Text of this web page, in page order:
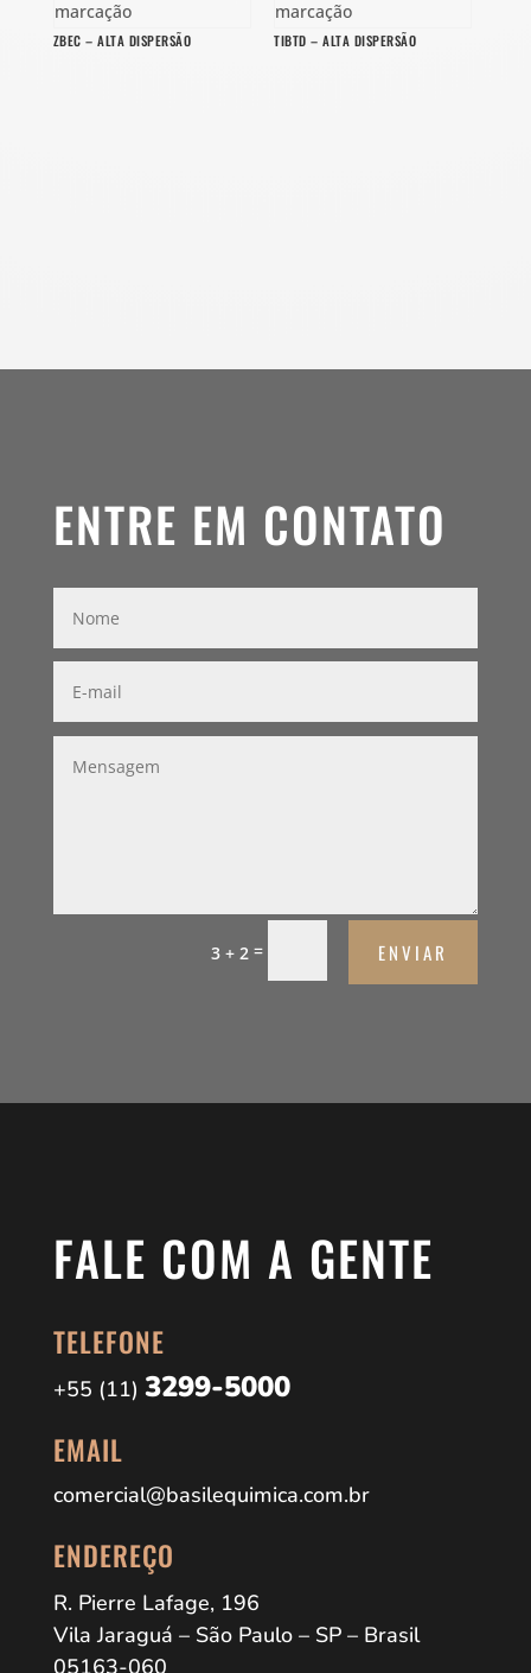
ZBEC – ALTA DISPERSÃO TIBTD – ALTA DISPERSÃO
ENTRE EM CONTATO
3 + 2 = ENVIAR
FALE COM A GENTE
TELEFONE
+55 (11) 3299-5000
EMAIL
comercial@basilequimica.com.br
ENDEREÇO
R. Pierre Lafage, 196
Vila Jaraguá – São Paulo – SP – Brasil